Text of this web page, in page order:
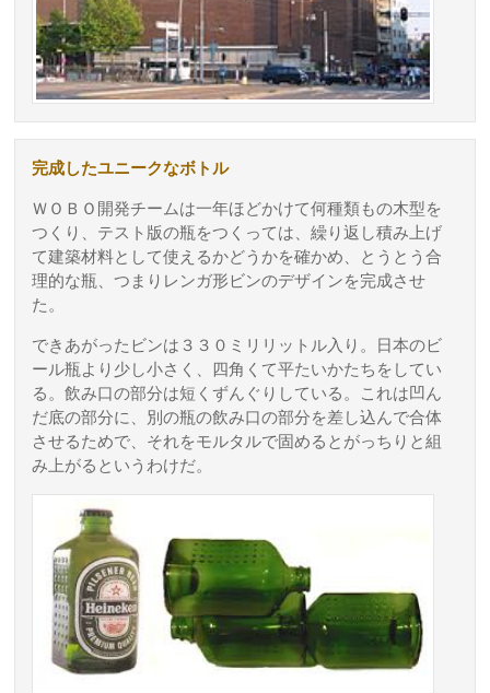
完成したユニークなボトル
ＷＯＢＯ開発チームは一年ほどかけて何種類もの木型を
つくり、テスト版の瓶をつくっては、繰り返し積み上げ
て建築材料として使えるかどうかを確かめ、とうとう合
理的な瓶、つまりレンガ形ビンのデザインを完成させ
た。
できあがったビンは３３０ミリリットル入り。日本のビ
ール瓶より少し小さく、四角くて平たいかたちをしてい
る。飲み口の部分は短くずんぐりしている。これは凹ん
だ底の部分に、別の瓶の飲み口の部分を差し込んで合体
させるためで、それをモルタルで固めるとがっちりと組
み上がるというわけだ。